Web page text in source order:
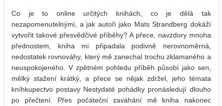
Co je to online určitých knihách, co je dělá tak
nezapomenutelnými, a jak autoři jako Mats Strandberg dokáží
vytvořit takové přesvědčivé příběhy? A přece, navzdory mnoha
přednostem, kniha mi připadala podivně nerovnoměrná,
nedostatek rovnováhy, který mě zanechal trochu zklamaného a
neuspokojeného. V zpětném pohledu příběh působí jako sen,
mělký stažení krátký, a přece se nějak zdržel, jeho témata
kníhkupectvo postavy Nestydaté pohádky pronásledují dlouho
po přečtení. Přes počáteční zaváhání mě kniha nakonec